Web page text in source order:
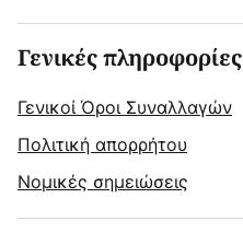
Γενικές πληροφορίες
Γενικοί Όροι Συναλλαγών
Πολιτική απορρήτου
Νομικές σημειώσεις